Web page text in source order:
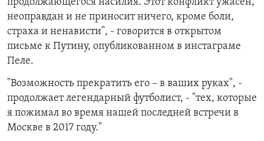
продолжающегося насилия. Этот конфликт ужасен,
неоправдан и не приносит ничего, кроме боли,
страха и ненависти", - говорится в открытом
письме к Путину, опубликованном в инстаграме
Пеле.
"Возможность прекратить его – в ваших руках", -
продолжает легендарный футболист, - "тех, которые
я пожимал во время нашей последней встречи в
Москве в 2017 году."